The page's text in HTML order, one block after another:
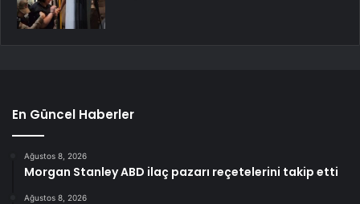
En Güncel Haberler
Ağustos 8, 2026
Morgan Stanley ABD ilaç pazarı reçetelerini takip etti
Ağustos 8, 2026